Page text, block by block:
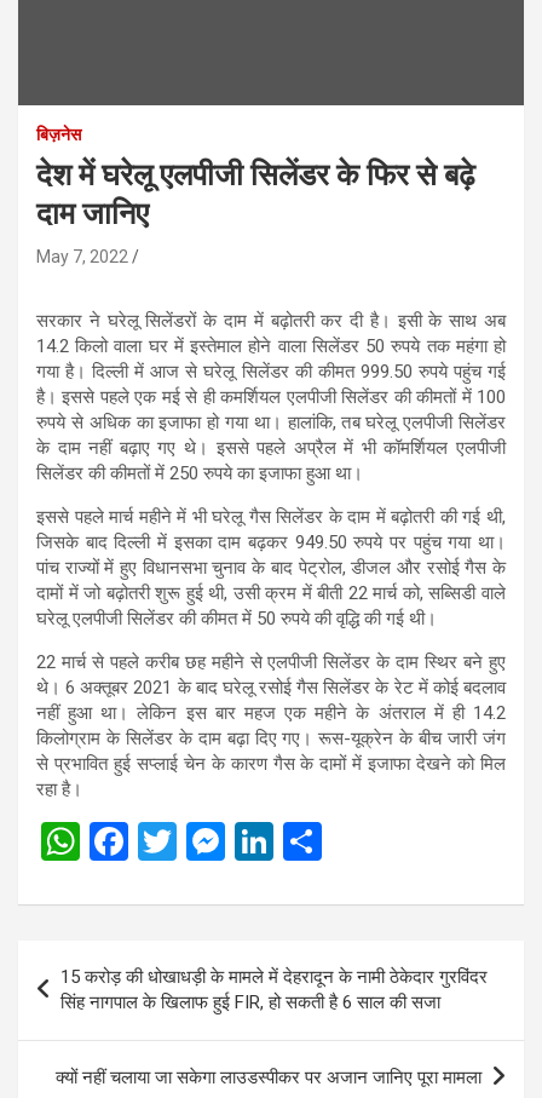
बिज़नेस
देश में घरेलू एलपीजी सिलेंडर के फिर से बढ़े
दाम जानिए
May 7, 2022
सरकार ने घरेलू सिलेंडरों के दाम में बढ़ोतरी कर दी है। इसी के साथ अब
14.2 किलो वाला घर में इस्तेमाल होने वाला सिलेंडर 50 रुपये तक महंगा हो
गया है। दिल्ली में आज से घरेलू सिलेंडर की कीमत 999.50 रुपये पहुंच गई
है। इससे पहले एक मई से ही कमर्शियल एलपीजी सिलेंडर की कीमतों में 100
रुपये से अधिक का इजाफा हो गया था। हालांकि, तब घरेलू एलपीजी सिलेंडर
के दाम नहीं बढ़ाए गए थे। इससे पहले अप्रैल में भी कॉमर्शियल एलपीजी
सिलेंडर की कीमतों में 250 रुपये का इजाफा हुआ था।
इससे पहले मार्च महीने में भी घरेलू गैस सिलेंडर के दाम में बढ़ोतरी की गई थी,
जिसके बाद दिल्ली में इसका दाम बढ़कर 949.50 रुपये पर पहुंच गया था।
पांच राज्यों में हुए विधानसभा चुनाव के बाद पेट्रोल, डीजल और रसोई गैस के
दामों में जो बढ़ोतरी शुरू हुई थी, उसी क्रम में बीती 22 मार्च को, सब्सिडी वाले
घरेलू एलपीजी सिलेंडर की कीमत में 50 रुपये की वृद्धि की गई थी।
22 मार्च से पहले करीब छह महीने से एलपीजी सिलेंडर के दाम स्थिर बने हुए
थे। 6 अक्तूबर 2021 के बाद घरेलू रसोई गैस सिलेंडर के रेट में कोई बदलाव
नहीं हुआ था। लेकिन इस बार महज एक महीने के अंतराल में ही 14.2
किलोग्राम के सिलेंडर के दाम बढ़ा दिए गए। रूस-यूक्रेन के बीच जारी जंग
से प्रभावित हुई सप्लाई चेन के कारण गैस के दामों में इजाफा देखने को मिल
रहा है।
W
at
A
p
p
F
ce
b
o
o
k
T
tt
er
M
se
g
er
Li
ke
dI
n
ar
e
navigation
15 करोड़ की धोखाधड़ी के मामले में देहरादून के नामी ठेकेदार गुरविंदर
सिंह नागपाल के खिलाफ हुई FIR, हो सकती है 6 साल की सजा
क्यों नहीं चलाया जा सकेगा लाउडस्पीकर पर अजान जानिए पूरा मामला